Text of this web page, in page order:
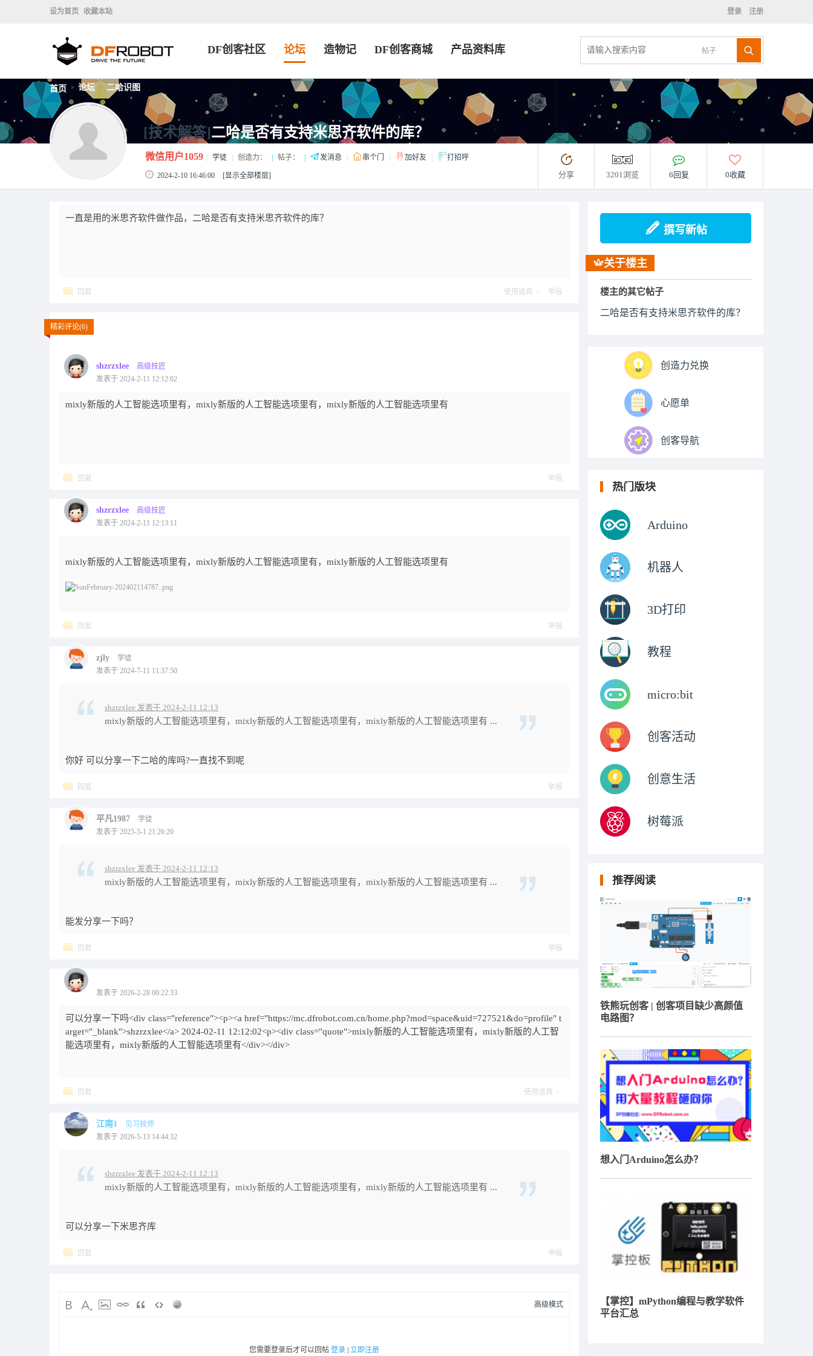
设为首页 收藏本站 登录 注册
帖子
DF创客社区 论坛 造物记 DF创客商城 产品资料库
首页 > 论坛 > 二哈识图
[技术解答]二哈是否有支持米思齐软件的库？
微信用户1059 学徒 创造力： 帖子： 发消息 串个门 加好友 打招呼
2024-2-10 16:46:00 [显示全部楼层] 分享 3201浏览 6回复 0收藏
一直是用的米思齐软件做作品，二哈是否有支持米思齐软件的库？
回复 使用道具 举报
精彩评论(6)
shzrzxlee
高级技匠
发表于 2024-2-11 12:12:02
mixly新版的人工智能选项里有，mixly新版的人工智能选项里有，mixly新版的人工智能选项里有
回复 举报
shzrzxlee
高级技匠
发表于 2024-2-11 12:13:11
mixly新版的人工智能选项里有，mixly新版的人工智能选项里有，mixly新版的人工智能选项里有
回复 举报
zjly
学徒
发表于 2024-7-11 11:37:50
shzrzxlee 发表于 2024-2-11 12:13
mixly新版的人工智能选项里有，mixly新版的人工智能选项里有，mixly新版的人工智能选项里有 ...
你好 可以分享一下二哈的库吗?一直找不到呢
回复 举报
平凡1987
学徒
发表于 2025-5-1 21:26:20
shzrzxlee 发表于 2024-2-11 12:13
mixly新版的人工智能选项里有，mixly新版的人工智能选项里有，mixly新版的人工智能选项里有 ...
能发分享一下吗？
回复 举报
发表于 2026-2-28 00:22:33
可以分享一下吗<div class="reference"><p><a href="https://mc.dfrobot.com.cn/home.php?mod=space&uid=727521&do=profile" t
arget="_blank">shzrzxlee</a> 2024-02-11 12:12:02<p><div class="quote">mixly新版的人工智能选项里有，mixly新版的人工智
能选项里有，mixly新版的人工智能选项里有</div></div>
回复 使用道具
江南1
见习技师
发表于 2026-5-13 14:44:32
shzrzxlee 发表于 2024-2-11 12:13
mixly新版的人工智能选项里有，mixly新版的人工智能选项里有，mixly新版的人工智能选项里有 ...
可以分享一下米思齐库
回复 举报
高级模式
您需要登录后才可以回帖 登录 立即注册
撰写新帖
关于楼主
楼主的其它帖子
二哈是否有支持米思齐软件的库？
创造力兑换
心愿单
创客导航
热门版块
Arduino
机器人
3D打印
教程
micro:bit
创客活动
创意生活
树莓派
推荐阅读
铁熊玩创客 | 创客项目缺少高颜值
电路图？
想入门Arduino怎么办？
【掌控】mPython编程与教学软件
平台汇总